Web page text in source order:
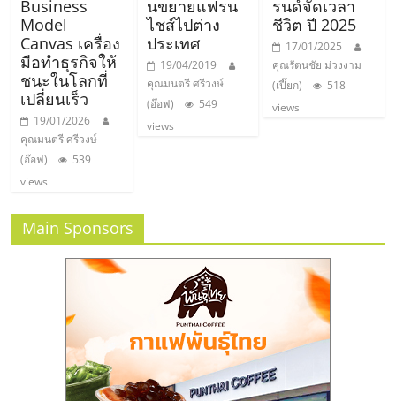
Business
Model
Canvas เครื่อง
มือทำธุรกิจให้
ชนะในโลกที่
เปลี่ยนเร็ว
19/01/2026
คุณมนตรี ศรีวงษ์
(อ๊อฟ)
539
views
นขยายแฟรน
ไชส์ไปต่าง
ประเทศ
19/04/2019
คุณมนตรี ศรีวงษ์
(อ๊อฟ)
549
views
รนด์จัดเวลา
ชีวิต ปี 2025
17/01/2025
คุณรัตนชัย ม่วงงาม
(เปี๊ยก)
518
views
Main Sponsors